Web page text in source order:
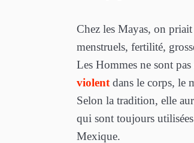
Chez les Mayas, on
menstruels, fertilité,
Les Hommes ne sont
violent dans le corps, le
Selon la tradition, elle
qui sont toujours
Mexique.